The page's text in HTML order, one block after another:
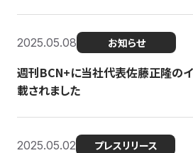
2025.05.08 お知らせ
週刊BCN+に当社代表佐藤正隆の
載されました
2025.05.02 プレスリリース